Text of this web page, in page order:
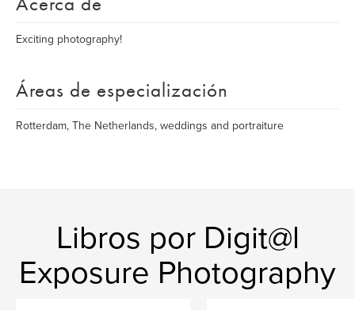
Exciting photography!
Áreas de especialización
Rotterdam, The Netherlands, weddings and portraiture
Libros por Digit@l
Exposure Photography